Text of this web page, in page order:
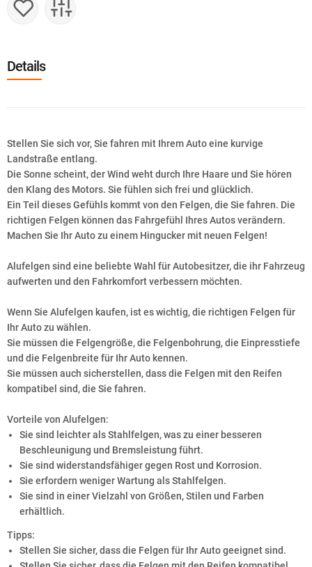
Details
Stellen Sie sich vor, Sie fahren mit Ihrem Auto eine kurvige
Landstraße entlang.
Die Sonne scheint, der Wind weht durch Ihre Haare und Sie hören
den Klang des Motors. Sie fühlen sich frei und glücklich.
Ein Teil dieses Gefühls kommt von den Felgen, die Sie fahren. Die
richtigen Felgen können das Fahrgefühl Ihres Autos verändern.
Machen Sie Ihr Auto zu einem Hingucker mit neuen Felgen!
Alufelgen sind eine beliebte Wahl für Autobesitzer, die ihr Fahrzeug
aufwerten und den Fahrkomfort verbessern möchten.
Wenn Sie Alufelgen kaufen, ist es wichtig, die richtigen Felgen für
Ihr Auto zu wählen.
Sie müssen die Felgengröße, die Felgenbohrung, die Einpresstiefe
und die Felgenbreite für Ihr Auto kennen.
Sie müssen auch sicherstellen, dass die Felgen mit den Reifen
kompatibel sind, die Sie fahren.
Vorteile von Alufelgen:
Sie sind leichter als Stahlfelgen, was zu einer besseren
Beschleunigung und Bremsleistung führt.
Sie sind widerstandsfähiger gegen Rost und Korrosion.
Sie erfordern weniger Wartung als Stahlfelgen.
Sie sind in einer Vielzahl von Größen, Stilen und Farben
erhältlich.
Tipps:
Stellen Sie sicher, dass die Felgen für Ihr Auto geeignet sind.